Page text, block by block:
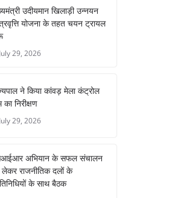
उदीयमान खिलाड़ी उन्नयन
योजना के तहत चयन ट्रायल
July 29, 2026
ने किया कांवड़ मेला कंट्रोल
निरीक्षण
July 29, 2026
अभियान के सफल संचालन
लेकर राजनीतिक दलों के
के साथ बैठक